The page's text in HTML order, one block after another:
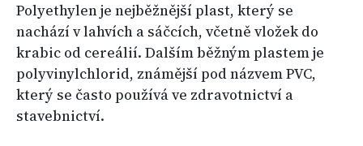
Polyethylen je nejběžnější plast, který se
nachází v lahvích a sáčcích, včetně vložek do
krabic od cereálií. Dalším běžným plastem je
polyvinylchlorid, známější pod názvem PVC,
který se často používá ve zdravotnictví a
stavebnictví.